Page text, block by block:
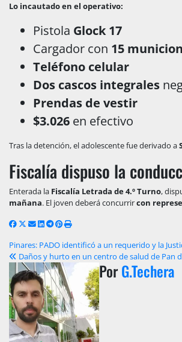
Lo incautado en el operativo:
Pistola Glock 17
Cargador con 15
Teléfono celular
Dos cascos integrales
Prendas de vestir
$3.026 en efectivo
Tras la detención, el adolescente fue derivado a
Fiscalía dispuso la
Enterada la Fiscalía Letrada de 4.º Turno,
mañana. El joven deberá concurrircon
Navegación
de
entradas
Pinares: PADO identificó a un requerido y la
Daños y hurto en un centro de salud de Pan
PorG.Techera